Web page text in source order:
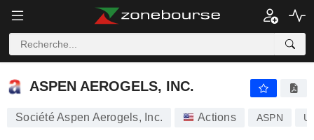
ASPEN AEROGELS, INC.
ASPEN AEROGELS, INC.
Société Aspen Aerogels, Inc. Actions ASPN